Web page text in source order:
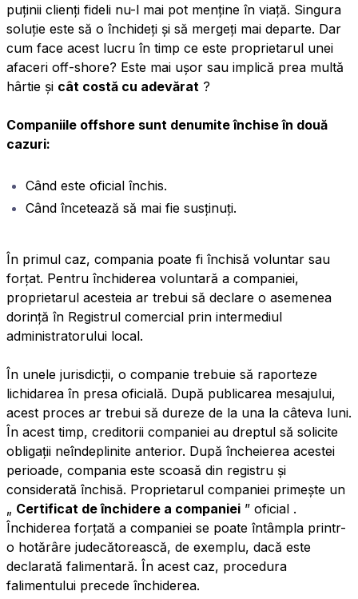
puținii clienți fideli nu-l mai pot menține în viață. Singura
soluție este să o închideți și să mergeți mai departe. Dar
cum face acest lucru în timp ce este proprietarul unei
afaceri off-shore? Este mai ușor sau implică prea multă
hârtie și cât costă cu adevărat ?
Companiile offshore sunt denumite închise în două
cazuri:
Când este oficial închis.
Când încetează să mai fie susținuți.
În primul caz, compania poate fi închisă voluntar sau
forțat. Pentru închiderea voluntară a companiei,
proprietarul acesteia ar trebui să declare o asemenea
dorință în Registrul comercial prin intermediul
administratorului local.
În unele jurisdicții, o companie trebuie să raporteze
lichidarea în presa oficială. După publicarea mesajului,
acest proces ar trebui să dureze de la una la câteva luni.
În acest timp, creditorii companiei au dreptul să solicite
obligații neîndeplinite anterior. După încheierea acestei
perioade, compania este scoasă din registru și
considerată închisă. Proprietarul companiei primește un
„ Certificat de închidere a companiei ” oficial .
Închiderea forțată a companiei se poate întâmpla printr-
o hotărâre judecătorească, de exemplu, dacă este
declarată falimentară. În acest caz, procedura
falimentului precede închiderea.